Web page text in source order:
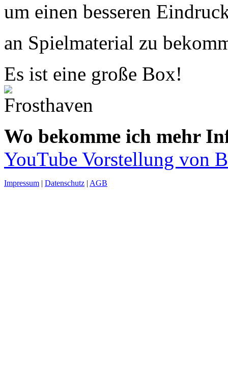
um einen besseren
an Spielmaterial zu
Es ist eine große Box!
Wo bekomme ich mehr
YouTube Vorstellung von
Impressum | Datenschutz | AGB